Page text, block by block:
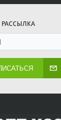
РАССЫЛКА